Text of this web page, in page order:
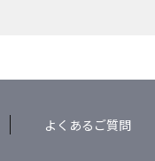
よくあるご質問